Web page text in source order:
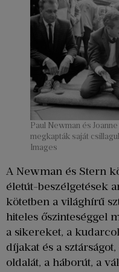
Paul Newman és
megkapták saját
Images
A Newman és Stern
életút-beszélgetések
kötetben a világhírű
hiteles őszinteséggel
a sikereket, a
díjakat és a
oldalát, a háborút, a